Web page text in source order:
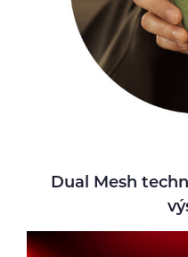
Dual Mesh